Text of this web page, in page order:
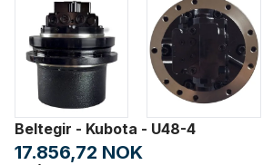
Beltegir - Kubota - U48-4
17.856,72 NOK